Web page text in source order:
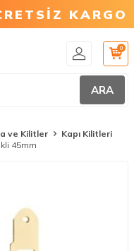
KARGO
ARA
0
ve Kilitler
Kapı Kilitleri
45mm